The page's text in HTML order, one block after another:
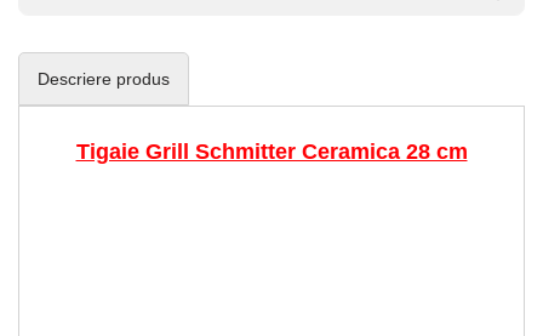
Descriere produs
Tigaie Grill Schmitter Ceramica 28 cm